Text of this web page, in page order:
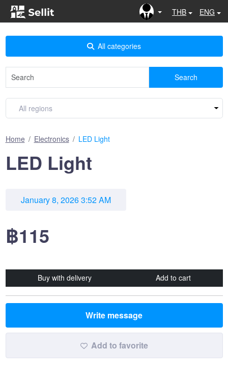
THB ENG
All categories
Search
Home Electronics LED Light
LED Light
January 8, 2026 3:52 AM
฿115
Buy with delivery Add to cart
Write message
Add to favorite